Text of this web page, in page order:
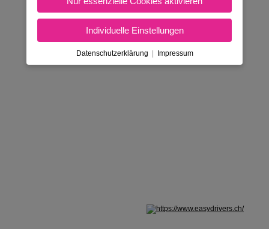
Individuelle Einstellungen
Datenschutzerklärung | Impressum